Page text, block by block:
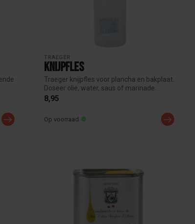
TRAEGER
Knijpfles
Traeger knijpfles voor plancha en bakplaat.
Doseer olie, water, saus of marinade...
8,95
Op voorraad